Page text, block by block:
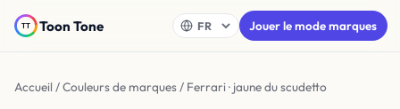
Toon Tone Jouer le mode marques
Accueil /Couleurs de marques/ Ferrari · jaune du scudetto